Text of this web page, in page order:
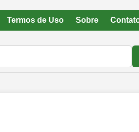
Termos de Uso Sobre